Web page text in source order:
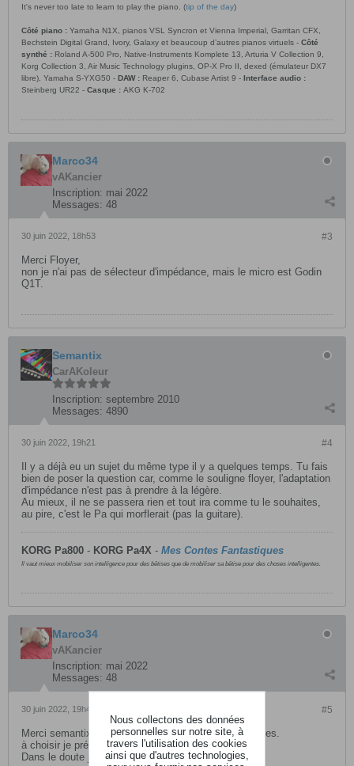
It's never too late to learn to play the piano. (tip of the day)
Côté piano : Yamaha N1X, pianos VSL Syncron et Vienna Imperial, Garritan CFX,
Bechstein Digital Grand, Ivory, Galaxy et beaucoup d’autres pianos virtuels - Côté
synthé : Roland A-500 Pro, Native-Instruments Komplete 13, Arturia V Collection 9,
Korg Collection 3, Air Music Technology plugins, OP-X Pro II, dexed (émulateur DX7
libre), Yamaha S-YXG50 - DAW : Reaper 6, Cubase Artist 9 - Interface audio :
Steinberg UR22 - Casque : AKG K-702
Marco34
vAKancier
Inscription: mai 2022
Messages: 48
#3
30 juin 2022, 18h53
Merci Floyer,
non je n'ai pas de sélecteur d'impédance, mais le micro est Godin
Q1T.
Semantix
CarAKoleur
Inscription: septembre 2010
Messages: 4890
#4
30 juin 2022, 19h21
Il y a déjà eu un sujet du même type il y a quelques temps. Tu fais
bien de poser la question car, comme le souligne floyer, l'adaptation
d'impédance n'est pas à prendre à la légère.
Au mieux, il ne se passera rien et tout ira comme tu le souhaites,
au pire, c'est le Pa qui morflerait (pas la guitare).
KORG Pa800 - KORG Pa4X - Mes Contes Fantastiques
Il vaut mieux mobiliser son intelligence pour des bêtises que de mobiliser sa bêtise pour des choses intelligentes.
Marco34
vAKancier
Inscription: mai 2022
Messages: 48
#5
30 juin 2022, 19h43
Merci semantix , je ne trouve pas le sujet dont tu parles.
à choisir je préférerais au mieux !
Dans le doute je m'abstiens pour l'instant.
Nous collectons des données
personnelles sur notre site, à
travers l'utilisation des cookies
ainsi que d'autres technologies,